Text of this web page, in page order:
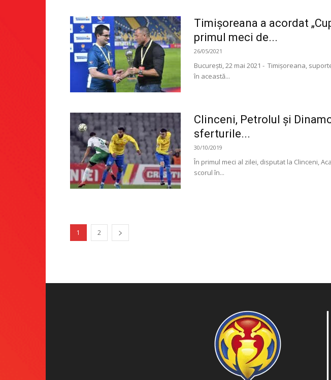
Timișoreana a acordat
primul meci de...
26/05/2021
București, 22 mai 2021 - Timișoreana,
în această...
Clinceni, Petrolul și
sferturile...
30/10/2019
În primul meci al zilei, disputat la Clinceni,
scorul în...
1 2